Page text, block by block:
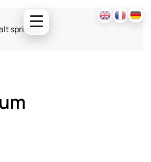
springen